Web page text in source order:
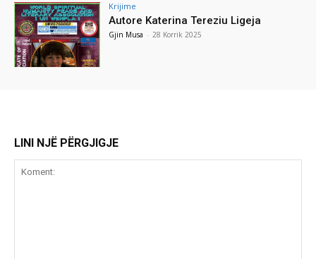
Krijime
Autore Katerina Tereziu Ligeja
Gjin Musa - 28 Korrik 2025
LINI NJË PËRGJIGJE